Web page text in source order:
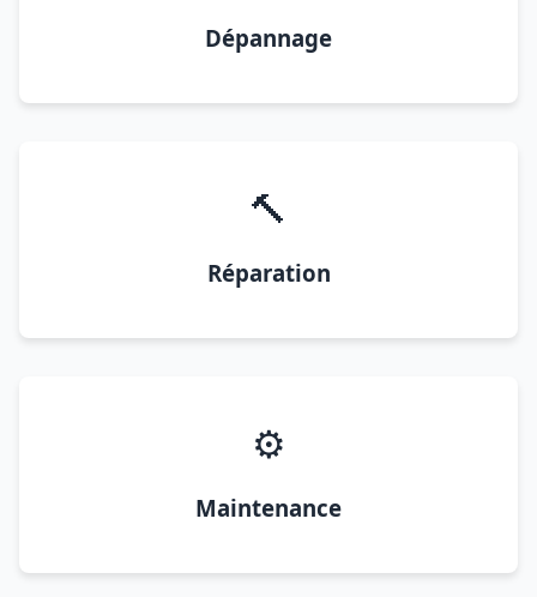
Dépannage
🔨
Réparation
⚙️
Maintenance